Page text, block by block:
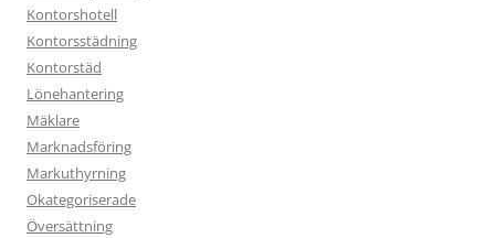
Kontorshotell
Kontorsstädning
Kontorstäd
Lönehantering
Mäklare
Marknadsföring
Markuthyrning
Okategoriserade
Översättning